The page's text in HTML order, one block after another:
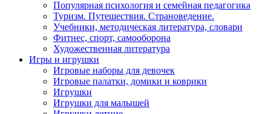
Популярная психология и семейная педагогика
Туризм. Путешествия. Страноведение.
Учебники, методическая литература, словари
Фитнес, спорт, самооборона
Художественная литература
Игры и игрушки
Игровые наборы для девочек
Игровые палатки, домики и коврики
Игрушки
Игрушки для малышей